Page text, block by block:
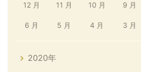
12 月 11 月 10 月 9 月
6 月 5 月 4 月 3 月
2020年